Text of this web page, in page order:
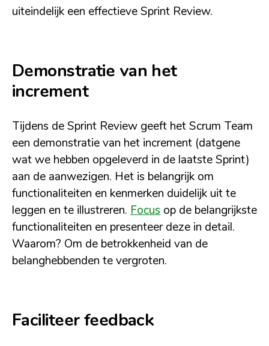
uiteindelijk een effectieve Sprint Review.
Demonstratie van het
increment
Tijdens de Sprint Review geeft het Scrum Team
een demonstratie van het increment (datgene
wat we hebben opgeleverd in de laatste Sprint)
aan de aanwezigen. Het is belangrijk om
functionaliteiten en kenmerken duidelijk uit te
leggen en te illustreren. Focus op de belangrijkste
functionaliteiten en presenteer deze in detail.
Waarom? Om de betrokkenheid van de
belanghebbenden te vergroten.
Faciliteer feedback